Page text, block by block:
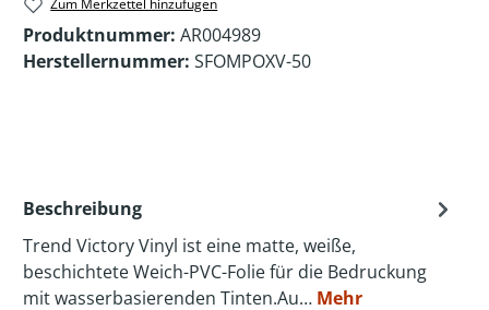
Zum Merkzettel hinzufügen
Produktnummer: AR004989
Herstellernummer: SFOMPOXV-50
Beschreibung
Trend Victory Vinyl ist eine matte, weiße,
beschichtete Weich-PVC-Folie für die Bedruckung
mit wasserbasierenden Tinten.Au… Mehr